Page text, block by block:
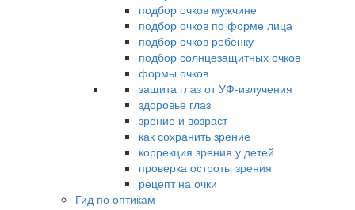
подбор очков мужчине
подбор очков по форме лица
подбор очков ребёнку
подбор солнцезащитных очков
формы очков
защита глаз от УФ-излучения
здоровье глаз
зрение и возраст
как сохранить зрение
коррекция зрения у детей
проверка остроты зрения
рецепт на очки
Гид по оптикам